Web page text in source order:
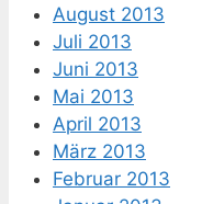
August 2013
Juli 2013
Juni 2013
Mai 2013
April 2013
März 2013
Februar 2013